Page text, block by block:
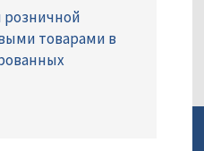
товарами в